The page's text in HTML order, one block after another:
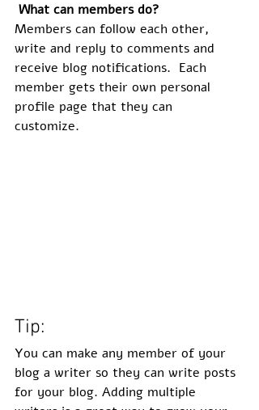
What can members do?
Members can follow each other,
write and reply to comments and
receive blog notifications.  Each
member gets their own personal
profile page that they can
customize.
Tip:
You can make any member of your
blog a writer so they can write posts
for your blog. Adding multiple